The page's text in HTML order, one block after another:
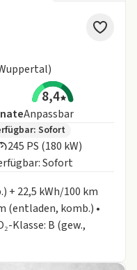
8,4
Anpassbar
Sofort
245 PS (180 kW)
Sofort
+ 22,5 kWh/100 km
(entladen, komb.) •
Klasse: B (gew.,